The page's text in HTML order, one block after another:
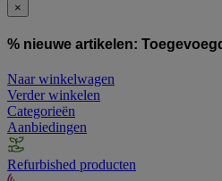
×
% nieuwe artikelen:
Naar winkelwagen
Verder winkelen
Categorieën
Aanbiedingen
Refurbished producten